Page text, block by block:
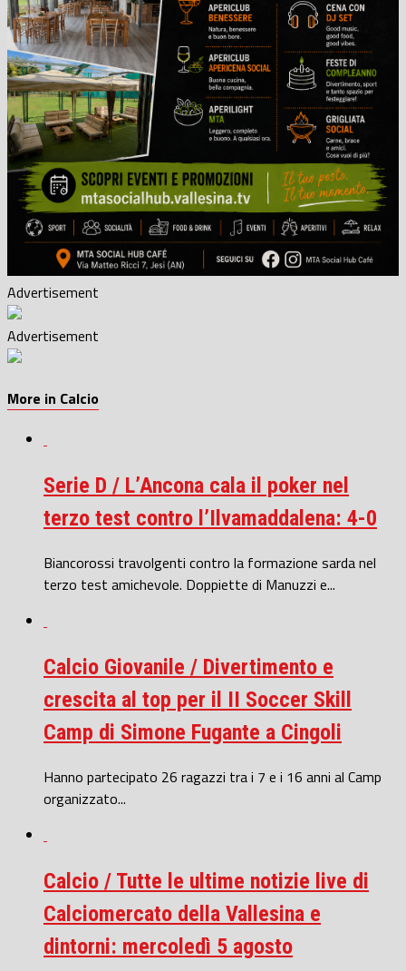
Advertisement
Advertisement
More in Calcio
Serie D / L’Ancona cala il poker nel
terzo test contro l’Ilvamaddalena: 4-0
Biancorossi travolgenti contro la formazione sarda nel
terzo test amichevole. Doppiette di Manuzzi e...
Calcio Giovanile / Divertimento e
crescita al top per il II Soccer Skill
Camp di Simone Fugante a Cingoli
Hanno partecipato 26 ragazzi tra i 7 e i 16 anni al Camp
organizzato...
Calcio / Tutte le ultime notizie live di
Calciomercato della Vallesina e
dintorni: mercoledì 5 agosto